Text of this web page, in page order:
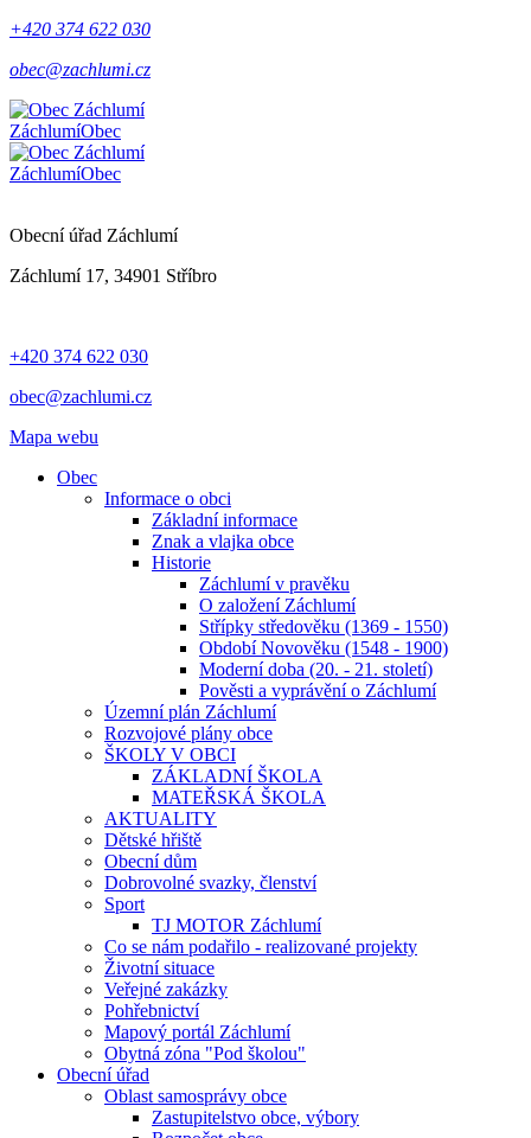
+420 374 622 030
obec@zachlumi.cz
ZáchlumíObec
ZáchlumíObec
Obecní úřad Záchlumí
Záchlumí 17, 34901 Stříbro
+420 374 622 030
obec@zachlumi.cz
Mapa webu
Obec
Informace o obci
Základní informace
Znak a vlajka obce
Historie
Záchlumí v pravěku
O založení Záchlumí
Střípky středověku (1369 - 1550)
Období Novověku (1548 - 1900)
Moderní doba (20. - 21. století)
Pověsti a vyprávění o Záchlumí
Územní plán Záchlumí
Rozvojové plány obce
ŠKOLY V OBCI
ZÁKLADNÍ ŠKOLA
MATEŘSKÁ ŠKOLA
AKTUALITY
Dětské hřiště
Obecní dům
Dobrovolné svazky, členství
Sport
TJ MOTOR Záchlumí
Co se nám podařilo - realizované projekty
Životní situace
Veřejné zakázky
Pohřebnictví
Mapový portál Záchlumí
Obytná zóna "Pod školou"
Obecní úřad
Oblast samosprávy obce
Zastupitelstvo obce, výbory